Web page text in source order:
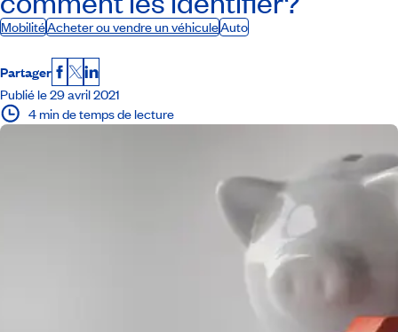
MobilitéAcheter ou vendre un véhiculeAuto
Partager Facebook
X LinkedIn
Publié le 29 avril 2021
4 min de temps de lecture